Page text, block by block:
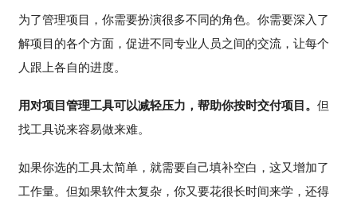
为了管理项目，你需要扮演很多不同的角色。你需要深入了
解项目的各个方面，促进不同专业人员之间的交流，让每个
人跟上各自的进度。
用对项目管理工具可以减轻压力，帮助你按时交付项目。 但
找工具说来容易做来难。
如果你选的工具太简单，就需要自己填补空白，这又增加了
工作量。但如果软件太复杂，你又要花很长时间来学，还得